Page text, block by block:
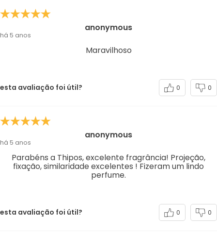
anonymous
há 5 anos
Maravilhoso
esta avaliação foi útil? 0 0
anonymous
há 5 anos
Parabéns a Thipos, excelente fragrância! Projeção,
fixação, similaridade excelentes ! Fizeram um lindo
perfume.
esta avaliação foi útil? 0 0